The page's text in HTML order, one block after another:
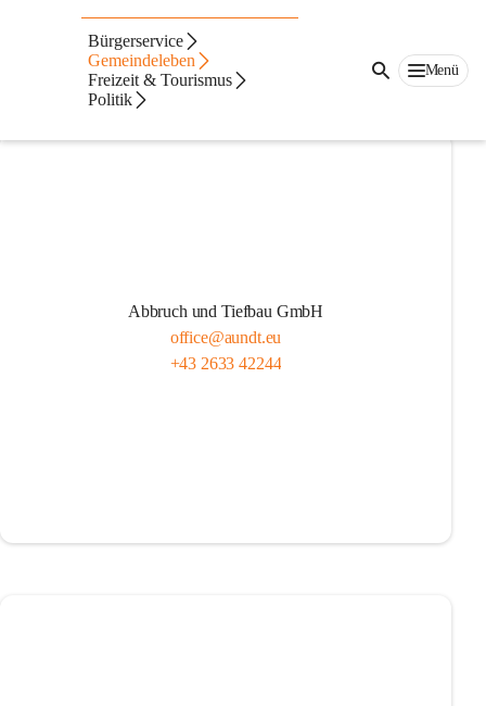
Bürgerservice
Gemeindeleben
Freizeit & Tourismus
Politik
Menü
Firmen A-Z
Das blaue Gutscheinsymbol zeigt an, ob
Piesting-Gutscheine angenommen werden
Abbruch und Tiefbau GmbH
office@aundt.eu
+43 2633 42244